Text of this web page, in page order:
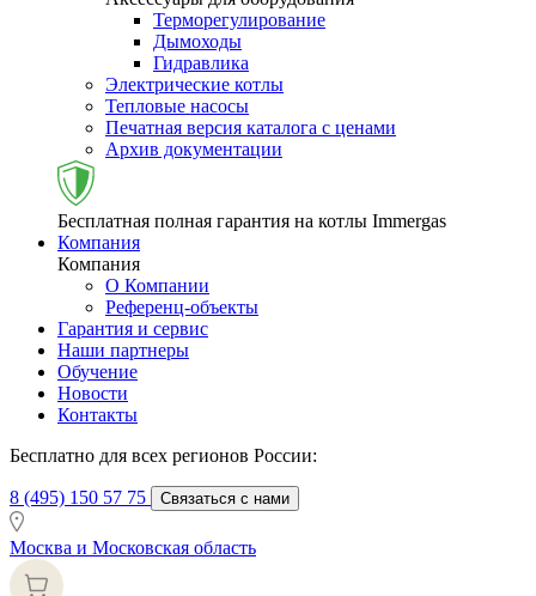
Терморегулирование
Дымоходы
Гидравлика
Электрические котлы
Тепловые насосы
Печатная версия каталога с ценами
Архив документации
Бесплатная полная гарантия на котлы Immergas
Компания
Компания
О Компании
Референц-объекты
Гарантия и сервис
Наши партнеры
Обучение
Новости
Контакты
Бесплатно для всех регионов России:
8 (495) 150 57 75 Связаться с нами
Москва и Московская область